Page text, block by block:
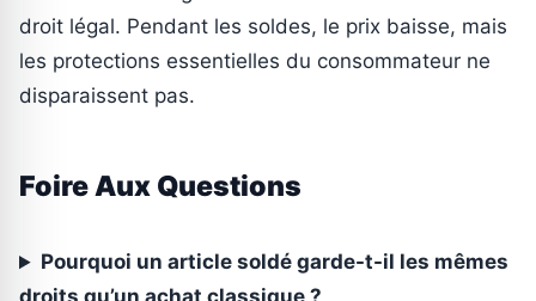
droit légal. Pendant les soldes, le prix baisse, mais
les protections essentielles du consommateur ne
disparaissent pas.
Foire Aux Questions
Pourquoi un article soldé garde-t-il les mêmes